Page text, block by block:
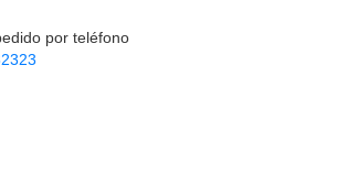
por teléfono